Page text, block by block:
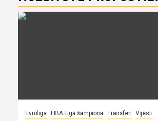
Evroliga FIBA Liga šampiona Transferi Vijesti